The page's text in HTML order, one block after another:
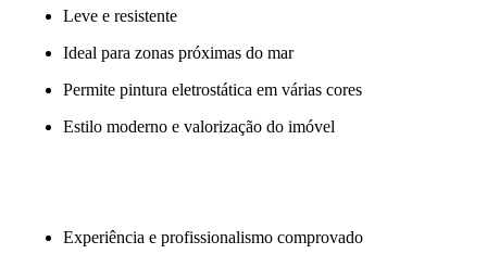
Leve e resistente
Ideal para zonas próximas do mar
Permite pintura eletrostática em várias cores
Estilo moderno e valorização do imóvel
Experiência e profissionalismo comprovado